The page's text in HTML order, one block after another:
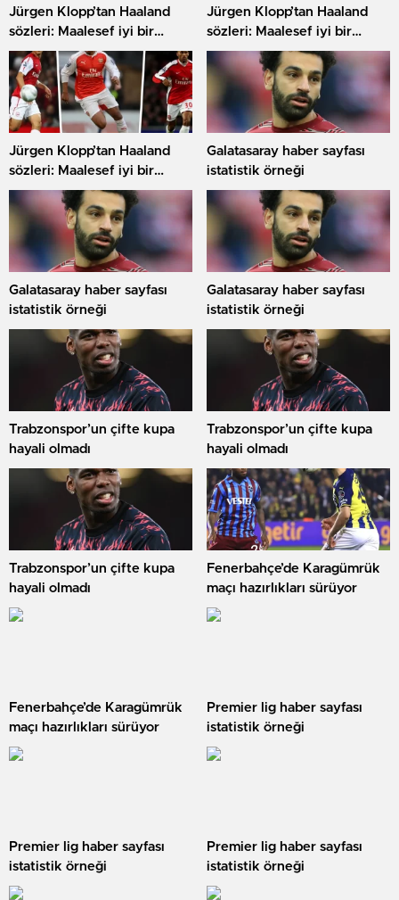
Jürgen Klopp’tan Haaland
sözleri: Maalesef iyi bir
transfer
Jürgen Klopp’tan Haaland
sözleri: Maalesef iyi bir
transfer
Jürgen Klopp’tan Haaland
sözleri: Maalesef iyi bir
transfer
Galatasaray haber sayfası
istatistik örneği
Galatasaray haber sayfası
istatistik örneği
Galatasaray haber sayfası
istatistik örneği
Trabzonspor’un çifte kupa
hayali olmadı
Trabzonspor’un çifte kupa
hayali olmadı
Trabzonspor’un çifte kupa
hayali olmadı
Fenerbahçe’de Karagümrük
maçı hazırlıkları sürüyor
Fenerbahçe’de Karagümrük
maçı hazırlıkları sürüyor
Premier lig haber sayfası
istatistik örneği
Premier lig haber sayfası
istatistik örneği
Premier lig haber sayfası
istatistik örneği